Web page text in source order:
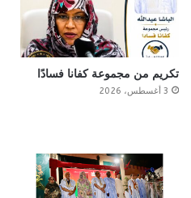
تكريم من مجموعة كفانا فسادًا
3 أغسطس، 2026